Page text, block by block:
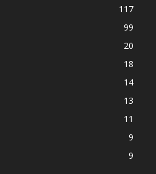
117
99
20
18
14
13
11
9
9